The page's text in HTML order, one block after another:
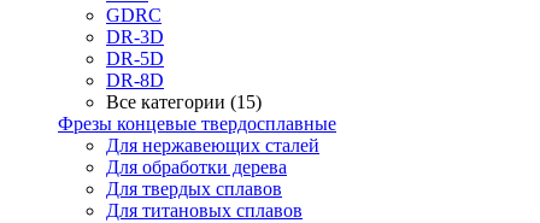
GDRC
DR-3D
DR-5D
DR-8D
Все категории (15)
Фрезы концевые твердосплавные
Для нержавеющих сталей
Для обработки дерева
Для твердых сплавов
Для титановых сплавов